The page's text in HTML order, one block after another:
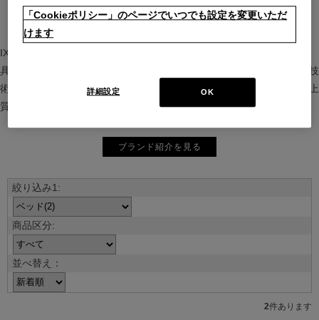
IXC（イクスシー）は、”Emotional Minimalism”を掲げるグローバル家
具ブランド。ヨーロッパの家具文化と日本の美意識を融合し、素材や技
術を活かした持続可能で洗練されたインテリアを提案。長く愛される上
質な暮らしを届けます。
ブランド紹介を見る
並べ替え：
2件あります
「Cookieポリシー」のページでいつでも設定を変更いただ
けます
OK
詳細設定